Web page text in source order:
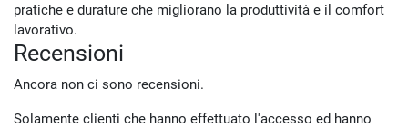
pratiche e durature che migliorano la produttività e il comfort
lavorativo.
Recensioni
Ancora non ci sono recensioni.
Solamente clienti che hanno effettuato l'accesso ed hanno